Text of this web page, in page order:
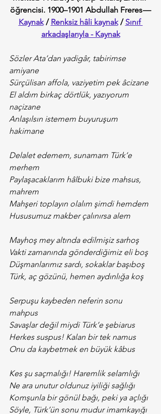
öğrencisi. 1900–1901 Abdullah Freres —
Kaynak / Renksiz hâli kaynak / Sınıf
arkadaşlarıyla - Kaynak
Sözler Ata’dan yadigâr, tabirimse
amiyane
Sürçülisan affola, vaziyetim pek âcizane
El aldım birkaç dörtlük, yazıyorum
naçizane
Anlaşılsın istemem buyuruşum
hakimane
Delalet edemem, sunamam Türk’e
merhem
Paylaşacaklarım hâlbuki bize mahsus,
mahrem
Mahşeri toplayın olalım şimdi hemdem
Hususumuz makber çalınırsa alem
Mayhoş mey altında edilmişiz sarhoş
Vakti zamanında gönderdiğimiz eli boş
Düşmanlarımız sardı, sokaklar başıboş
Türk, aç gözünü, hemen aydınlığa koş
Serpuşu kaybeden neferin sonu
mahpus
Savaşlar değil miydi Türk’e şebiarus
Herkes suspus! Kalan bir tek namus
Onu da kaybetmek en büyük kâbus
Kes şu saçmalığı! Haremlik selamlığı
Ne ara unutur oldunuz iyiliği sağlığı
Komşunla bir gönül bağı, peki ya açlığı
Söyle, Türk’ün sonu mudur imamkayığı